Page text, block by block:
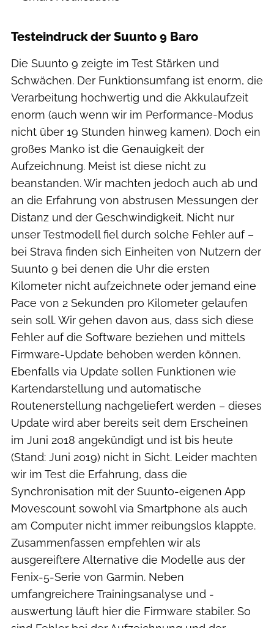
Testeindruck der Suunto 9 Baro
Die Suunto 9 zeigte im Test Stärken und
Schwächen. Der Funktionsumfang ist enorm, die
Verarbeitung hochwertig und die Akkulaufzeit
enorm (auch wenn wir im Performance-Modus
nicht über 19 Stunden hinweg kamen). Doch ein
großes Manko ist die Genauigkeit der
Aufzeichnung. Meist ist diese nicht zu
beanstanden. Wir machten jedoch auch ab und
an die Erfahrung von abstrusen Messungen der
Distanz und der Geschwindigkeit. Nicht nur
unser Testmodell fiel durch solche Fehler auf –
bei Strava finden sich Einheiten von Nutzern der
Suunto 9 bei denen die Uhr die ersten
Kilometer nicht aufzeichnete oder jemand eine
Pace von 2 Sekunden pro Kilometer gelaufen
sein soll. Wir gehen davon aus, dass sich diese
Fehler auf die Software beziehen und mittels
Firmware-Update behoben werden können.
Ebenfalls via Update sollen Funktionen wie
Kartendarstellung und automatische
Routenerstellung nachgeliefert werden – dieses
Update wird aber bereits seit dem Erscheinen
im Juni 2018 angekündigt und ist bis heute
(Stand: Juni 2019) nicht in Sicht. Leider machten
wir im Test die Erfahrung, dass die
Synchronisation mit der Suunto-eigenen App
Movescount sowohl via Smartphone als auch
am Computer nicht immer reibungslos klappte.
Zusammenfassen empfehlen wir als
ausgereiftere Alternative die Modelle aus der
Fenix-5-Serie von Garmin. Neben
umfangreichere Trainingsanalyse und -
auswertung läuft hier die Firmware stabiler. So